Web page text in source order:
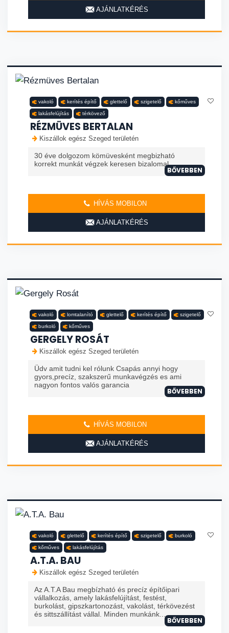
AJÁNLATKÉRÉS
vakoló kerítés építő glettelő szigetelő kőműves
lakásfelújítás térkövező
RÉZMÜVES BERTALAN
Kiszállok egész Szeged területén
30 éve dolgozom kömüvesként megbizható
korrekt munkát végzek keresen bizalomal
BŐVEBBEN
HÍVÁS MOBILON
AJÁNLATKÉRÉS
vakoló lomtalanító glettelő kerítés építő szigetelő
burkoló kőműves
GERGELY ROSÁT
Kiszállok egész Szeged területén
Üdv amit tudni kel rólunk Csapás annyi hogy
gyors,precíz, szakszerű munkavégzés es ami
nagyon fontos valós garancia
BŐVEBBEN
HÍVÁS MOBILON
AJÁNLATKÉRÉS
vakoló glettelő kerítés építő szigetelő burkoló
kőműves lakásfelújítás
A.T.A. BAU
Kiszállok egész Szeged területén
Az A.T.A Bau megbízható és precíz építőipari
vállalkozás, amely lakásfelújítást, festést,
burkolást, gipszkartonozást, vakolást, térkövezést
és sittszállítást vállal. Minden munkánk...
BŐVEBBEN